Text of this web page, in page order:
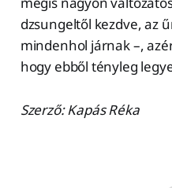
dzsungeltől kezdve, az
mindenhol járnak –,
hogy ebből tényleg
Szerző: Kapás Réka